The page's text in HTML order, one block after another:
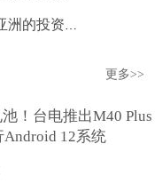
瑞银据悉研究留下100多名瑞信在亚洲的投资银行家_世界观焦点
更多>>
！台电推出M40 Plus
12系统